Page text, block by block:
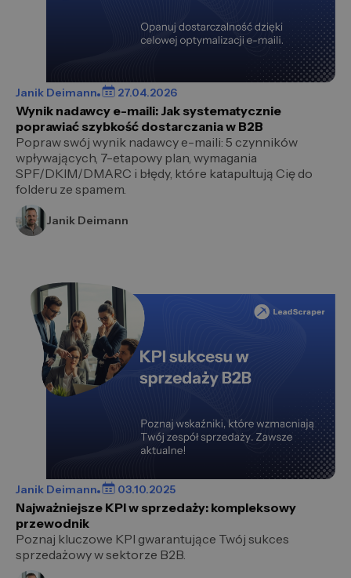
Janik Deimann 27.04.2026
Wynik nadawcy e-maili: Jak systematycznie
poprawiać szybkość dostarczania w B2B
Popraw swój wynik nadawcy e-maili: 5 czynników
wpływających, 7-etapowy plan, wymagania
SPF/DKIM/DMARC i błędy, które katapultują Cię do
folderu ze spamem.
Janik Deimann
Janik Deimann 03.10.2025
Najważniejsze KPI w sprzedaży: kompleksowy
przewodnik
Poznaj kluczowe KPI gwarantujące Twój sukces
sprzedażowy w sektorze B2B.